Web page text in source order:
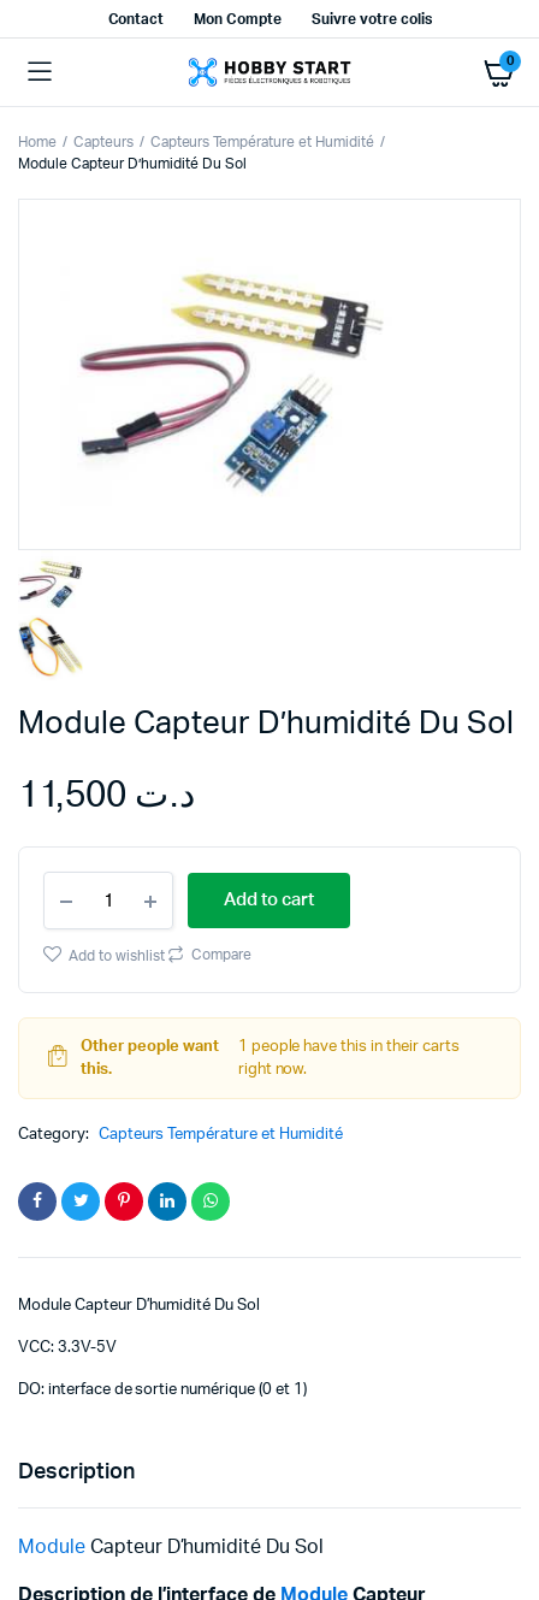
Contact Mon Compte Suivre votre colis
0
Home Capteurs
Capteurs Température et Humidité
Module Capteur D’humidité Du Sol
Module Capteur D’humidité Du Sol
د.ت
Capteur
D'humidité
Du
quantity
Add to cart
Add to wishlist Compare
Other people want
this.
1 people have this in their carts
right now.
Category: Capteurs Température et Humidité
Module Capteur D’humidité Du Sol
VCC: 3.3V-5V
DO: interface de sortie numérique (0 et 1)
Description
ModuleCapteur D’humidité Du Sol
Description de l’interface de ModuleCapteur